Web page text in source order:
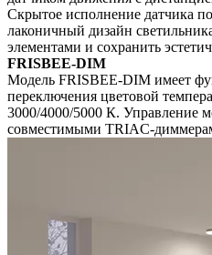
Скрытое исполнение датчика
лаконичный дизайн
элементами и сохранить
FRISBEE-DIM
Модель FRISBEE-DIM имеет
переключения цветовой
3000/4000/5000 К. Управление
совместимыми TRIAC-